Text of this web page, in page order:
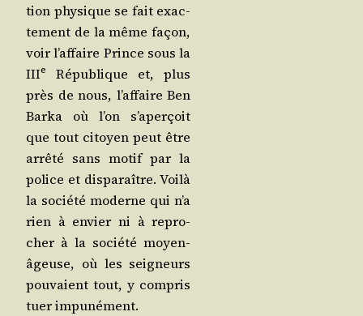
tion phy­sique se fait exac­
te­ment de la même façon,
voir l’affaire Prince sous la
IIIe
Répu­blique et, plus
près de nous, l’af­faire Ben
Bar­ka où l’on s’a­per­çoit
que tout citoyen peut être
arrê­té sans motif par la
police et dis­pa­raître. Voi­là
la socié­té moderne qui n’a
rien à envier ni à repro­
cher à la socié­té moyen­
âgeuse, où les sei­gneurs
pou­vaient tout, y com­pris
tuer impunément.